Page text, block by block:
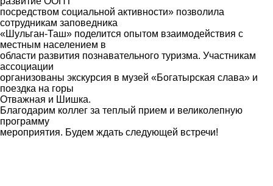
посредством социальной активности» позволила
сотрудникам заповедника
«Шульган-Таш» поделится опытом взаимодействия с
местным населением в
области развития познавательного туризма. Участникам
ассоциации
организованы экскурсия в музей «Богатырская слава» и
поездка на горы
Отважная и Шишка.
Благодарим коллег за теплый прием и великолепную
программу
мероприятия. Будем ждать следующей встречи!